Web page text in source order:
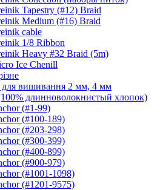
Tapestry (#12) Braid
Medium (#16) Braid
cable
1/8 Ribbon
Heavy #32 Braid (5m)
Ice Chenill
для вишивання 2 мм, 4 мм
длинноволокнистый хлопок)
(#1-99)
(#100-189)
(#203-298)
(#300-399)
(#400-899)
(#900-979)
(#1001-1098)
(#1201-9575)